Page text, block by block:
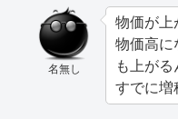
名無し
物価が上
物価高に
も上がる
すでに増